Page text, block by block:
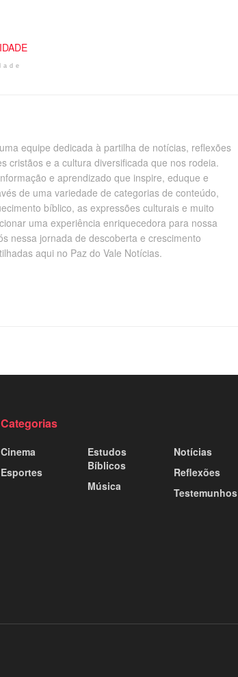
equipe dedicada à partilha de notícias, reflexões
cristãos e a cultura diversificada que nos rodeia.
e aprendizado que inspire, eduque e
de uma variedade de categorias de conteúdo,
bíblico, as expressões culturais e muito
uma experiência enriquecedora para nossa
nessa jornada de descoberta e crescimento
aqui no Paz do Vale Notícias.
Categorias
Cinema
Esportes
Estudos
Bíblicos
Música
Notícias
Reflexões
Testemunhos